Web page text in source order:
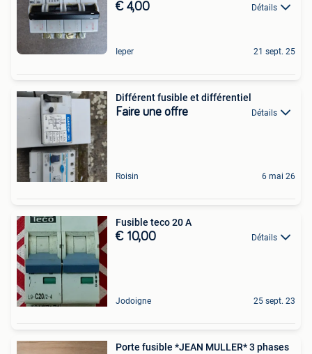
€ 4,00 Détails
Ieper 21 sept. 25
Différent fusible et différentiel
Faire une offre Détails
Roisin 6 mai 26
Fusible teco 20 A
€ 10,00 Détails
Jodoigne 25 sept. 23
Porte fusible *JEAN MULLER* 3 phases